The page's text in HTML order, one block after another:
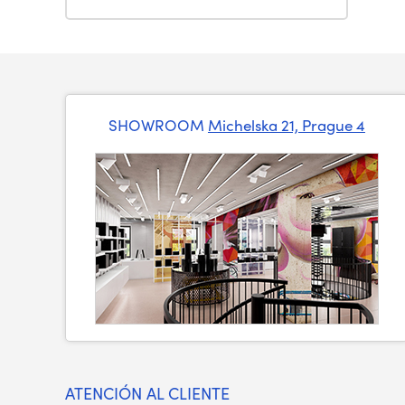
SHOWROOM Michelska 21, Prague 4
ATENCIÓN AL CLIENTE